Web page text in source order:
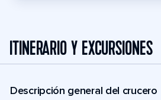
ITINERARIO Y EXCURSIONES
Descripción general del crucero